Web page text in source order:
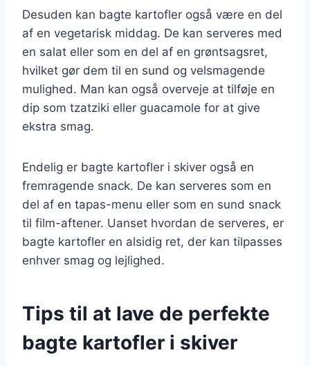
Desuden kan bagte kartofler også være en del
af en vegetarisk middag. De kan serveres med
en salat eller som en del af en grøntsagsret,
hvilket gør dem til en sund og velsmagende
mulighed. Man kan også overveje at tilføje en
dip som tzatziki eller guacamole for at give
ekstra smag.
Endelig er bagte kartofler i skiver også en
fremragende snack. De kan serveres som en
del af en tapas-menu eller som en sund snack
til film-aftener. Uanset hvordan de serveres, er
bagte kartofler en alsidig ret, der kan tilpasses
enhver smag og lejlighed.
Tips til at lave de perfekte
bagte kartofler i skiver